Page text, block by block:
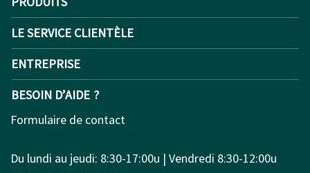
LE SERVICE CLIENTÈLE
ENTREPRISE
BESOIN D’AIDE ?
Formulaire de contact
Du lundi au jeudi: 8:30-17:00u | Vendredi 8:30-12:00u